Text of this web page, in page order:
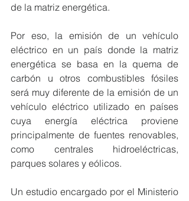
de la matriz energética.
Por eso, la emisión de un vehículo
eléctrico en un país donde la matriz
energética se basa en la quema de
carbón u otros combustibles fósiles
será muy diferente de la emisión de un
vehículo eléctrico utilizado en países
cuya energía eléctrica proviene
principalmente de fuentes renovables,
como centrales hidroeléctricas,
parques solares y eólicos.
Un estudio encargado por el Ministerio